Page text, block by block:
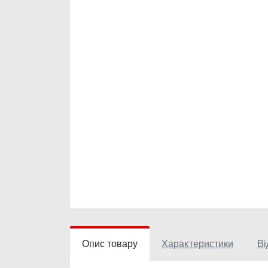
Опис товару Характеристики